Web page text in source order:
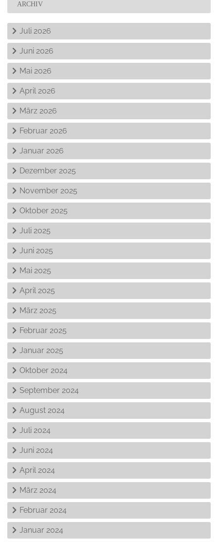
ARCHIV
Juli 2026
Juni 2026
Mai 2026
April 2026
März 2026
Februar 2026
Januar 2026
Dezember 2025
November 2025
Oktober 2025
Juli 2025
Juni 2025
Mai 2025
April 2025
März 2025
Februar 2025
Januar 2025
Oktober 2024
September 2024
August 2024
Juli 2024
Juni 2024
April 2024
März 2024
Februar 2024
Januar 2024